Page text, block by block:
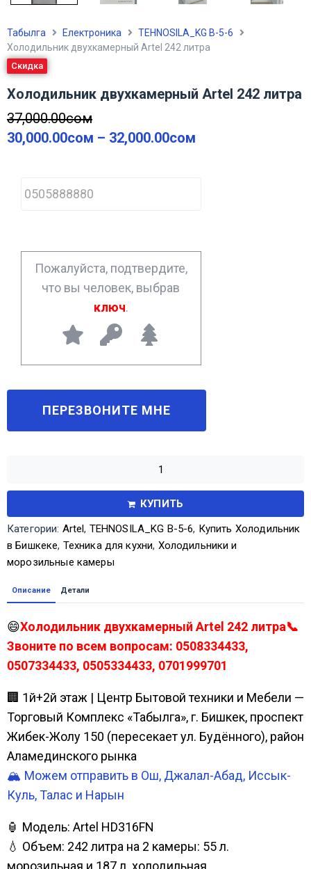
Табылга Електроника
TEHNOSILA_KG В-5-6
Холодильник двухкамерный Artel 242 литра
Скидка
Холодильник двухкамерный Artel 242 литра
37,000.00сом
30,000.00сом – 32,000.00сом
h
o
*
Пожалуйста, подтвердите,
что вы человек, выбрав
ключ.
КУПИТЬ
Категории: Artel, TEHNOSILA_KG В-5-6, Купить Холодильник
в Бишкеке, Техника для кухни, Холодильники и
морозильные камеры
Описание Детали
😄Холодильник двухкамерный Artel 242 литра📞
Звоните по всем вопросам: 0508334433,
0507334433, 0505334433, 0701999701
🏢 1й+2й этаж | Центр Бытовой техники и Мебели —
Торговый Комплекс «Табылга», г. Бишкек, проспект
Жибек-Жолу 150 (пересекает ул. Будённого), район
Аламединского рынка
🏔️ Можем отправить в Ош, Джалал-Абад, Иссык-
Куль, Талас и Нарын
🏮 Модель: Artel HD316FN
💧 Объем: 242 литра на 2 камеры: 55 л.
морозильная и 187 л. холодильная